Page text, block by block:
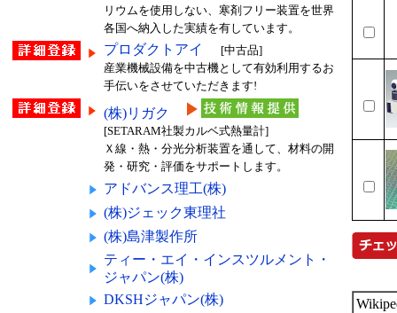
リウムを使用しない、寒剤フリー装置を世界
各国へ納入した実績を有しています。
プロダクトアイ
[中古品]
産業機械設備を中古機として有効利用するお
手伝いをさせていただきます!
(株)リガク
[SETARAM社製カルベ式熱量計]
Ｘ線・熱・分光分析装置を通して、材料の開
発・研究・評価をサポートします。
アドバンス理工(株)
(株)ジェック東理社
(株)島津製作所
ティー・エイ・インスツルメント・
ジャパン(株)
DKSHジャパン(株)